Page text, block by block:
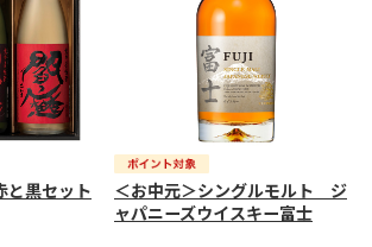
黒セット
＜お中元＞シングルモルト ジ
ャパニーズウイスキー富士